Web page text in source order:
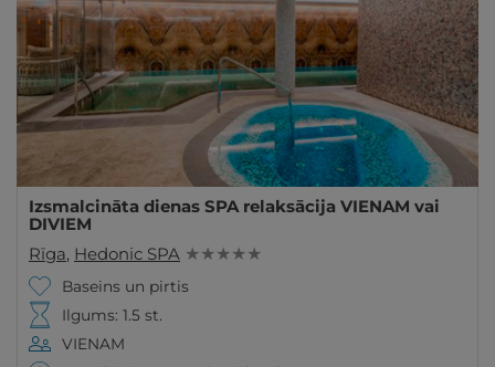
Izsmalcināta dienas SPA relaksācija VIENAM vai
DIVIEM
Rīga, Hedonic SPA ★ ★ ★ ★ ★
Baseins un pirtis
Ilgums: 1.5 st.
VIENAM